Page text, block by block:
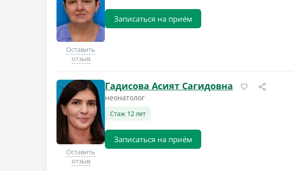
Оставить
отзыв
Записаться на приём
Оставить
отзыв
Гадисова Асият Сагидовна
неонатолог
Стаж 12 лет
Записаться на приём